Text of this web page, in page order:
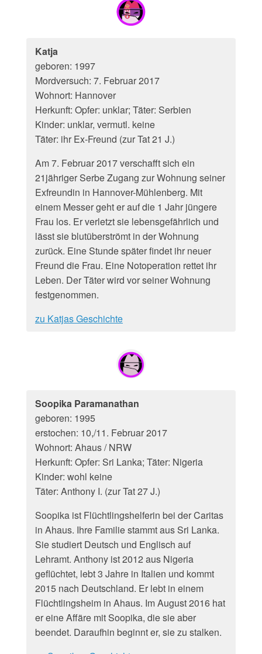
Katja
geboren: 1997
Mordversuch: 7. Februar 2017
Wohnort: Hannover
Herkunft: Opfer: unklar; Täter: Serbien
Kinder: unklar, vermutl. keine
Täter: ihr Ex-Freund (zur Tat 21 J.)
Am 7. Februar 2017 verschafft sich ein
21jähriger Serbe Zugang zur Wohnung seiner
Exfreundin in Hannover-Mühlenberg. Mit
einem Messer geht er auf die 1 Jahr jüngere
Frau los. Er verletzt sie lebensgefährlich und
lässt sie blutüberströmt in der Wohnung
zurück. Eine Stunde später findet ihr neuer
Freund die Frau. Eine Notoperation rettet ihr
Leben. Der Täter wird vor seiner Wohnung
festgenommen.
zu Katjas Geschichte
Soopika Paramanathan
geboren: 1995
erstochen: 10,/11. Februar 2017
Wohnort: Ahaus / NRW
Herkunft: Opfer: Sri Lanka; Täter: Nigeria
Kinder: wohl keine
Täter: Anthony I. (zur Tat 27 J.)
Soopika ist Flüchtlingshelferin bei der Caritas
in Ahaus. Ihre Familie stammt aus Sri Lanka.
Sie studiert Deutsch und Englisch auf
Lehramt. Anthony ist 2012 aus Nigeria
geflüchtet, lebt 3 Jahre in Italien und kommt
2015 nach Deutschland. Er lebt in einem
Flüchtlingsheim in Ahaus. Im August 2016 hat
er eine Affäre mit Soopika, die sie aber
beendet. Daraufhin beginnt er, sie zu stalken.